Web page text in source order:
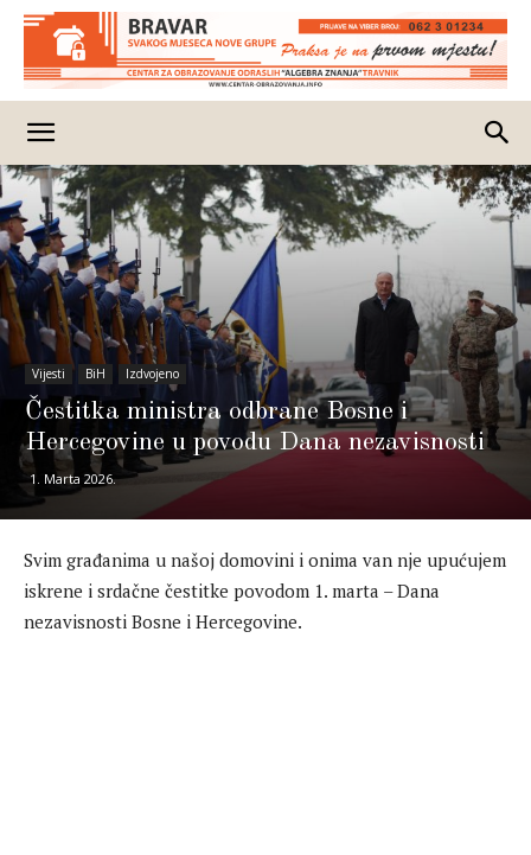
Vijesti BiH Izdvojeno
Čestitka ministra odbrane Bosne i
Hercegovine u povodu Dana nezavisnosti
1. Marta 2026.
Svim građanima u našoj domovini i onima van nje upućujem
iskrene i srdačne čestitke povodom 1. marta – Dana
nezavisnosti Bosne i Hercegovine.